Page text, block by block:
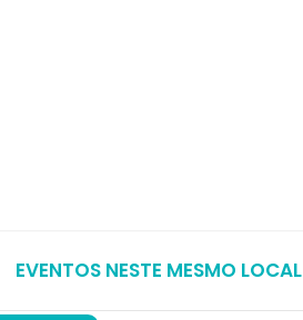
EVENTOS NESTE MESMO LOCAL